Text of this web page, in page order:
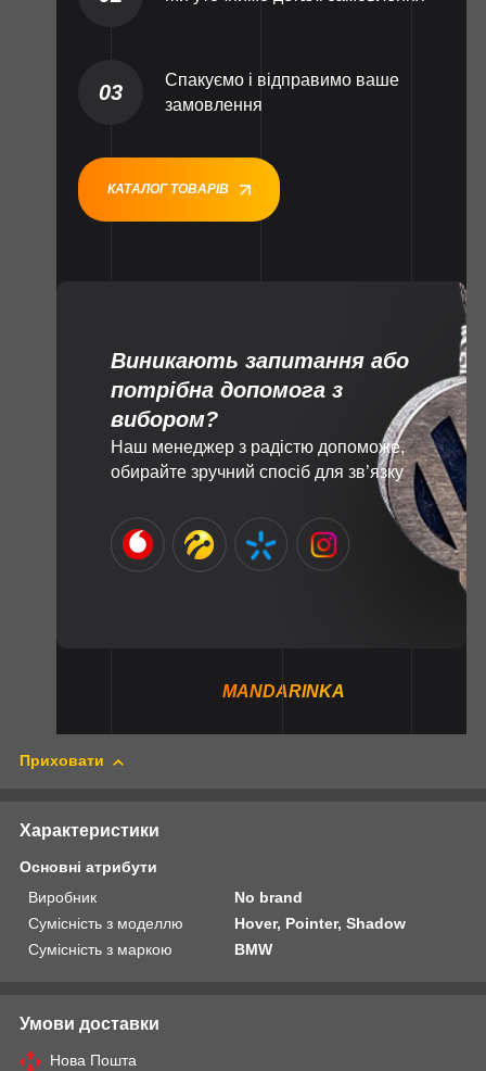
03
Спакуємо і відправимо ваше
замовлення
КАТАЛОГ ТОВАРІВ
Виникають запитання або
потрібна допомога з
вибором?
Наш менеджер з радістю допоможе,
обирайте зручний спосіб для зв’язку
MANDARINKA
Приховати
Характеристики
Основні атрибути
Виробник
No brand
Сумісність з моделлю
Hover, Pointer, Shadow
Сумісність з маркою
BMW
Умови доставки
Нова Пошта